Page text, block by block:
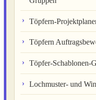
Töpfern-
Töpfern
Töpfer-Schablonen-
Lochmuster- und